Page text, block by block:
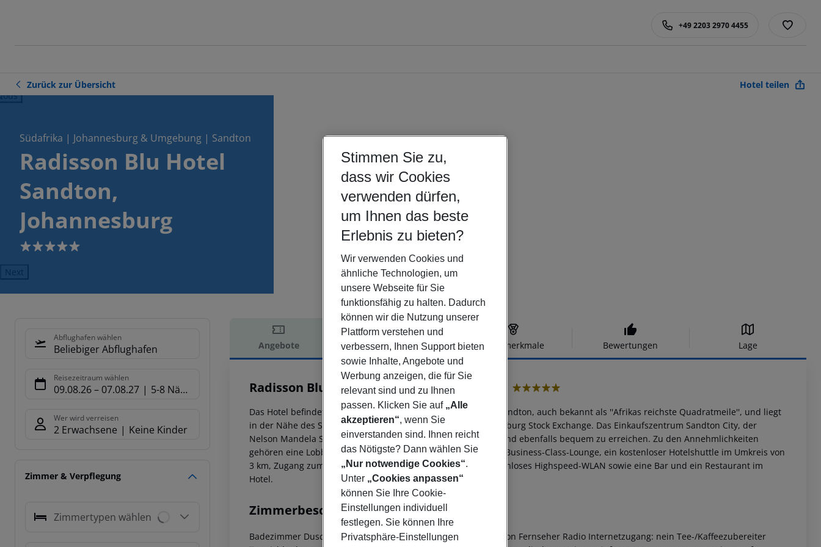
+49 2203 2970 4455
Zurück zur Übersicht Hotel teilen
Südafrika | Johannesburg & Umgebung | Sandton
Radisson Blu Hotel
Sandton,
Johannesburg
5
Next
Abflughafen wählen
Beliebiger Abflughafen
Reisezeitraum wählen
09.08.26– 07.08.27 5-8 Nächte
Wer wird verreisen
2 Erwachsene Keine Kinder
Zimmer & Verpflegung
Zimmertypen wählen
Angebote Hotelbeschreibung Hotelmerkmale Bewertungen Lage
Hotelbeschreibung
Radisson Blu Hotel Sandton, Johannesburg
Das Hotel befindet sich im Herzen des Geschäftsviertels von Sandton, auch bekannt als ''Afrikas reichste Quadratmeile'', und liegt
in der Nähe des Sandton Convention Centre und der Johannesburg Stock Exchange. Das Einkaufszentrum Sandton City, der
Nelson Mandela Square und der Gautrain-Bahnhof Sandton sind ebenfalls bequem zu erreichen. Zu den Annehmlichkeiten
gehören eine Lobby mit 24-Stunden-Rezeption, eine exklusive Business-Class-Lounge, ein kostenloser Hotelshuttle im Umkreis von
3 km, Zugang zum Planet Fitness Platinum Fitnessstudio, kostenloses Highspeed-WLAN sowie eine Bar und ein Restaurant im
Hotel.
Zimmerbeschreibung
Badezimmer Dusche Badewanne Haartrockner Direktwahltelefon Fernseher Radio Internetzugang: nein Tee-/Kaffeezubereiter
Stimmen Sie zu,
dass wir Cookies
verwenden dürfen,
um Ihnen das beste
Erlebnis zu bieten?
Wir verwenden Cookies und
ähnliche Technologien, um
unsere Webseite für Sie
funktionsfähig zu halten. Dadurch
können wir die Nutzung unserer
Plattform verstehen und
verbessern, Ihnen Support bieten
sowie Inhalte, Angebote und
Werbung anzeigen, die für Sie
relevant sind und zu Ihnen
passen. Klicken Sie auf „Alle
akzeptieren“, wenn Sie
einverstanden sind. Ihnen reicht
das Nötigste? Dann wählen Sie
„Nur notwendige Cookies“.
Unter „Cookies anpassen“
können Sie Ihre Cookie-
Einstellungen individuell
festlegen. Sie können Ihre
Privatsphäre-Einstellungen